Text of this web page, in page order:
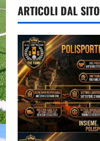
ARTICOLI DAL SITO